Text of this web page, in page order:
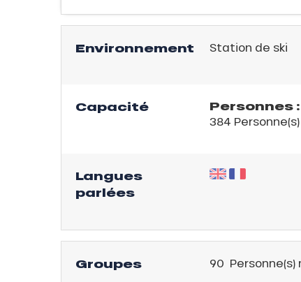
Environnement Station de ski
Capacité Personnes :
384 Personne(s)
Langues
parlées
Groupes 90 Personne(s)